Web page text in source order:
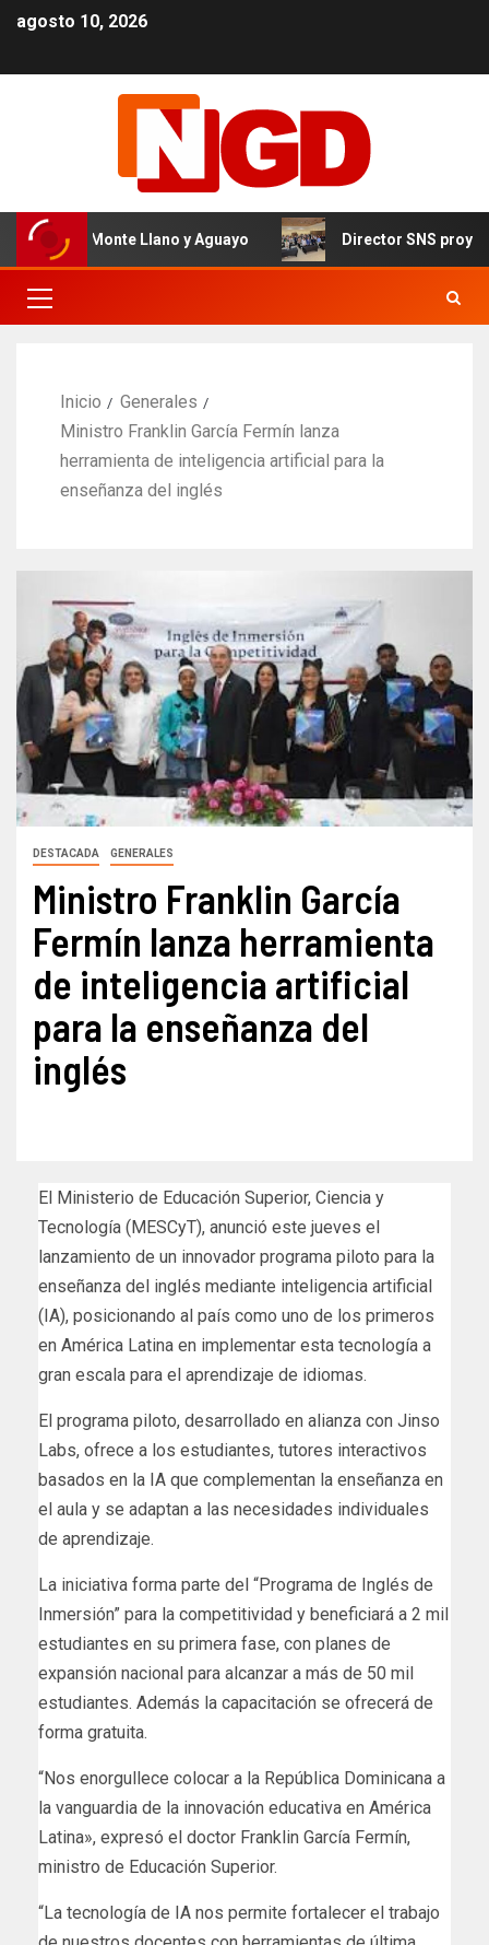
agosto 10, 2026
Monte Llano y Aguayo Director SNS proyecta 150
Inicio
Generales
Ministro Franklin García Fermín lanza
herramienta de inteligencia artificial para la
enseñanza del inglés
DESTACADA GENERALES
Ministro Franklin García
Fermín lanza herramienta
de inteligencia artificial
para la enseñanza del
inglés
El Ministerio de Educación Superior, Ciencia y
Tecnología (MESCyT), anunció este jueves el
lanzamiento de un innovador programa piloto para la
enseñanza del inglés mediante inteligencia artificial
(IA), posicionando al país como uno de los primeros
en América Latina en implementar esta tecnología a
gran escala para el aprendizaje de idiomas.
El programa piloto, desarrollado en alianza con Jinso
Labs, ofrece a los estudiantes, tutores interactivos
basados en la IA que complementan la enseñanza en
el aula y se adaptan a las necesidades individuales
de aprendizaje.
La iniciativa forma parte del “Programa de Inglés de
Inmersión” para la competitividad y beneficiará a 2 mil
estudiantes en su primera fase, con planes de
expansión nacional para alcanzar a más de 50 mil
estudiantes. Además la capacitación se ofrecerá de
forma gratuita.
“Nos enorgullece colocar a la República Dominicana a
la vanguardia de la innovación educativa en América
Latina», expresó el doctor Franklin García Fermín,
ministro de Educación Superior.
“La tecnología de IA nos permite fortalecer el trabajo